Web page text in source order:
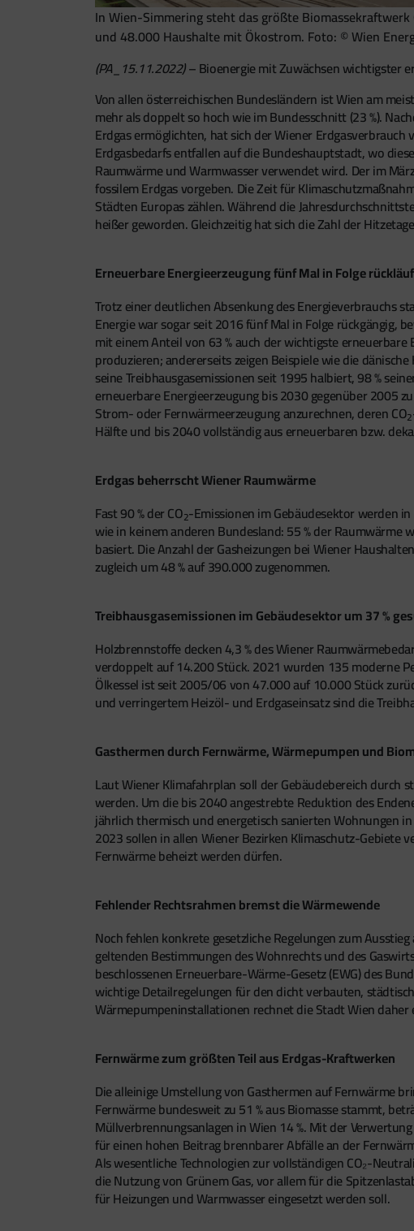
In Wien-Simmering steht das größte
und 48.000 Haushalte mit Ökostrom. Foto: © Wien
(PA_15.11.2022)– Bioenergie mit Zuwächsen wichtigster
Von allen österreichischen Bundesländern ist Wien am
mehr als doppelt so hoch wie im Bundesschnitt (23 %).
Erdgas ermöglichten, hat sich der Wiener
Erdgasbedarfs entfallen auf die Bundeshauptstadt, wo
Raumwärme und Warmwasser verwendet wird. Der im
fossilem Erdgas vorgeben. Die Zeit für
Städten Europas zählen. Während die
heißer geworden. Gleichzeitig hat sich die Zahl der
Erneuerbare Energieerzeugung fünf Mal in Folge
Trotz einer deutlichen Absenkung des Energieverbrauchs
Energie war sogar seit 2016 fünf Mal in Folge rückgängig,
mit einem Anteil von 63 % auch der wichtigste
produzieren; andererseits zeigen Beispiele wie die
seine Treibhausgasemissionen seit 1995 halbiert, 98 %
erneuerbare Energieerzeugung bis 2030 gegenüber 2005
Strom- oder Fernwärmeerzeugung anzurechnen, deren CO2
Hälfte und bis 2040 vollständig aus erneuerbaren bzw.
Erdgas beherrscht Wiener Raumwärme
Fast 90 % der CO2-Emissionen im Gebäudesektor werden
wie in keinem anderen Bundesland: 55 % der Raumwärme
basiert. Die Anzahl der Gasheizungen bei Wiener
zugleich um 48 % auf 390.000 zugenommen.
Treibhausgasemissionen im Gebäudesektor um 37 %
Holzbrennstoffe decken 4,3 % des Wiener
verdoppelt auf 14.200 Stück. 2021 wurden 135 moderne
Ölkessel ist seit 2005/06 von 47.000 auf 10.000 Stück
und verringertem Heizöl- und Erdgaseinsatz sind die
Gasthermen durch Fernwärme, Wärmepumpen und
Laut Wiener Klimafahrplan soll der Gebäudebereich durch
werden. Um die bis 2040 angestrebte Reduktion des
jährlich thermisch und energetisch sanierten Wohnungen
2023 sollen in allen Wiener Bezirken Klimaschutz-
Fernwärme beheizt werden dürfen.
Fehlender Rechtsrahmen bremst die Wärmewende
Noch fehlen konkrete gesetzliche Regelungen zum
geltenden Bestimmungen des Wohnrechts und des
beschlossenen Erneuerbare-Wärme-Gesetz (EWG) des
wichtige Detailregelungen für den dicht verbauten,
Wärmepumpeninstallationen rechnet die Stadt Wien daher
Fernwärme zum größten Teil aus Erdgas-Kraftwerken
Die alleinige Umstellung von Gasthermen auf Fernwärme
Fernwärme bundesweit zu 51 % aus Biomasse stammt,
Müllverbrennungsanlagen in Wien 14 %. Mit der
für einen hohen Beitrag brennbarer Abfälle an der
Als wesentliche Technologien zur vollständigen CO₂-
die Nutzung von Grünem Gas, vor allem für die
für Heizungen und Warmwasser eingesetzt werden soll.